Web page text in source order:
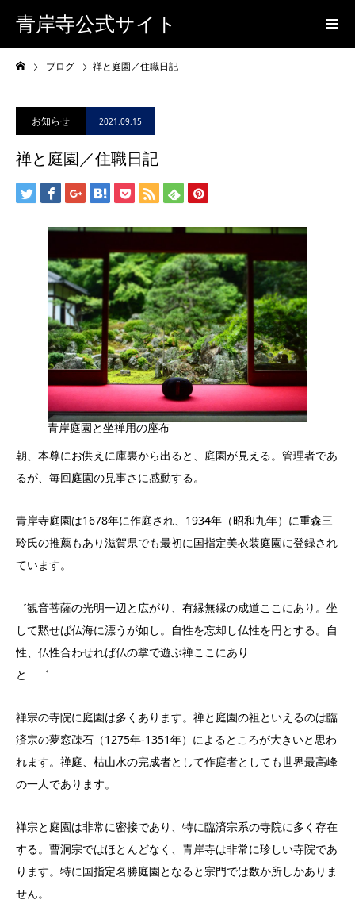
青岸寺公式サイト
ブログ 禅と庭園／住職日記
お知らせ 2021.09.15
禅と庭園／住職日記
青岸庭園と坐禅用の座布
朝、本尊にお供えに庫裏から出ると、庭園が見える。管理者であ
るが、毎回庭園の見事さに感動する。
青岸寺庭園は1678年に作庭され、1934年（昭和九年）に重森三
玲氏の推薦もあり滋賀県でも最初に国指定美衣装庭園に登録され
ています。
゛観音菩薩の光明一辺と広がり、有縁無縁の成道ここにあり。坐
して黙せば仏海に漂うが如し。自性を忘却し仏性を円とする。自
性、仏性合わせれば仏の掌で遊ぶ禅ここにあり
と
禅宗の寺院に庭園は多くあります。禅と庭園の祖といえるのは臨
済宗の夢窓疎石（1275年‐1351年）によるところが大きいと思わ
れます。禅庭、枯山水の完成者として作庭者としても世界最高峰
の一人であります。
禅宗と庭園は非常に密接であり、特に臨済宗系の寺院に多く存在
する。曹洞宗ではほとんどなく、青岸寺は非常に珍しい寺院であ
ります。特に国指定名勝庭園となると宗門では数か所しかありま
せん。